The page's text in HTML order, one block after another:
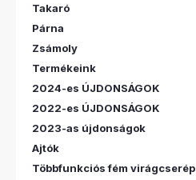
Takaró
Párna
Zsámoly
Termékeink
2024-es ÚJDONSÁGOK
2022-es ÚJDONSÁGOK
2023-as újdonságok
Ajtók
Többfunkciós fém virágcserép